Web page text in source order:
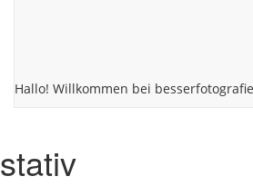
Hallo! Willkommen bei
stativ